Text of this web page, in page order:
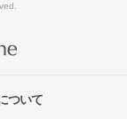
ついて